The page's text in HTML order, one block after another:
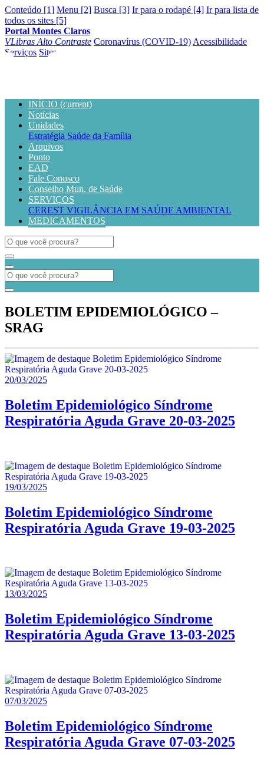
Conteúdo [1] Menu [2] Busca [3] Ir para o rodapé [4] Ir para lista de
todos os sites [5]
Portal Montes Claros
VLibras Alto Contraste Coronavírus (COVID-19) Acessibilidade
Serviços Sites
INÍCIO (current)
Notícias
Unidades
Estratégia Saúde da Família
Arquivos
Ponto
EAD
Fale Conosco
Conselho Mun. de Saúde
SERVIÇOS
CEREST VIGILÂNCIA EM SAÚDE AMBIENTAL
MEDICAMENTOS
BOLETIM EPIDEMIOLÓGICO –
SRAG
20/03/2025
Boletim Epidemiológico Síndrome
Respiratória Aguda Grave 20-03-2025
19/03/2025
Boletim Epidemiológico Síndrome
Respiratória Aguda Grave 19-03-2025
13/03/2025
Boletim Epidemiológico Síndrome
Respiratória Aguda Grave 13-03-2025
07/03/2025
Boletim Epidemiológico Síndrome
Respiratória Aguda Grave 07-03-2025